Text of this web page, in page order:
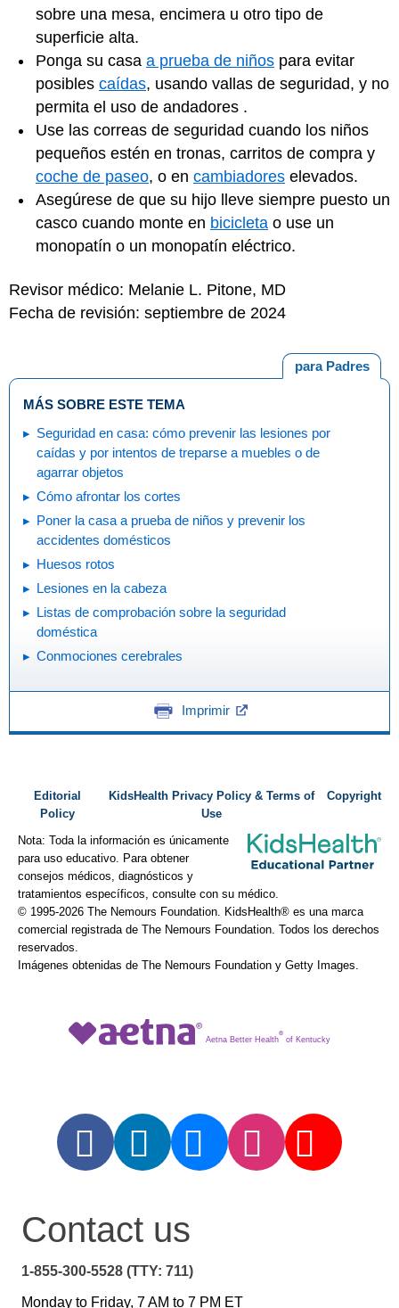
sobre una mesa, encimera u otro tipo de
superficie alta.
Ponga su casa a prueba de niños para evitar
posibles caídas, usando vallas de seguridad, y no
permita el uso de andadores .
Use las correas de seguridad cuando los niños
pequeños estén en tronas, carritos de compra y
coche de paseo, o en cambiadores elevados.
Asegúrese de que su hijo lleve siempre puesto un
casco cuando monte en bicicleta o use un
monopatín o un monopatín eléctrico.
Revisor médico: Melanie L. Pitone, MD
Fecha de revisión: septiembre de 2024
para Padres
MÁS SOBRE ESTE TEMA
Seguridad en casa: cómo prevenir las lesiones por
caídas y por intentos de treparse a muebles o de
agarrar objetos
Cómo afrontar los cortes
Poner la casa a prueba de niños y prevenir los
accidentes domésticos
Huesos rotos
Lesiones en la cabeza
Listas de comprobación sobre la seguridad
doméstica
Conmociones cerebrales
Imprimir
Editorial
Policy
KidsHealth Privacy Policy & Terms of
Use
Copyright
Nota: Toda la información es únicamente
para uso educativo. Para obtener
consejos médicos, diagnósticos y
tratamientos específicos, consulte con su médico.
© 1995-2026 The Nemours Foundation. KidsHealth® es una marca
comercial registrada de The Nemours Foundation. Todos los derechos
reservados.
Imágenes obtenidas de The Nemours Foundation y Getty Images.
Aetna Better Health
®
of Kentucky
Contact us
1-855-300-5528 (TTY: 711)
Monday to Friday, 7 AM to 7 PM ET